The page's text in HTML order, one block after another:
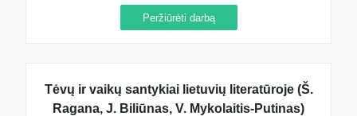
Peržiūrėti darbą
Tėvų ir vaikų santykiai lietuvių literatūroje (Š.
Ragana, J. Biliūnas, V. Mykolaitis-Putinas)